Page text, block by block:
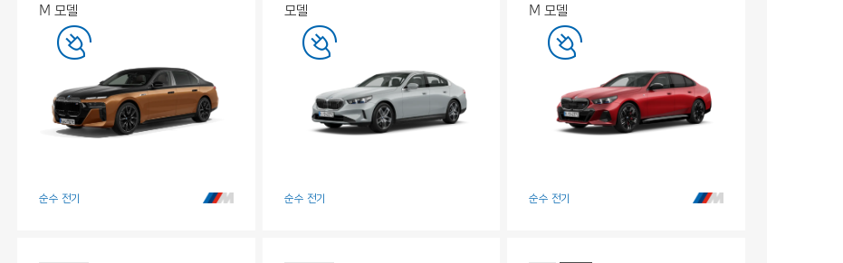
M 모델
순수 전기
모델
순수 전기
M 모델
순수 전기